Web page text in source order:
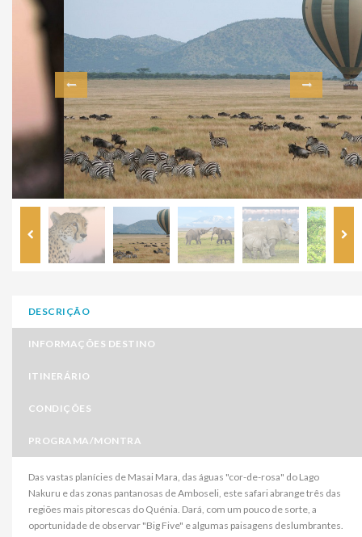
DESCRIÇÃO
INFORMAÇÕES DESTINO
ITINERÁRIO
CONDIÇÕES
PROGRAMA/MONTRA
Das vastas planícies de Masai Mara, das águas "cor-de-rosa" do Lago
Nakuru e das zonas pantanosas de Amboseli, este safari abrange três das
regiões mais pitorescas do Quénia. Dará, com um pouco de sorte, a
oportunidade de observar "Big Five" e algumas paisagens deslumbrantes.